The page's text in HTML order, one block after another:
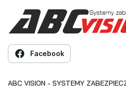
Facebook
ABC VISION - SYSTEMY